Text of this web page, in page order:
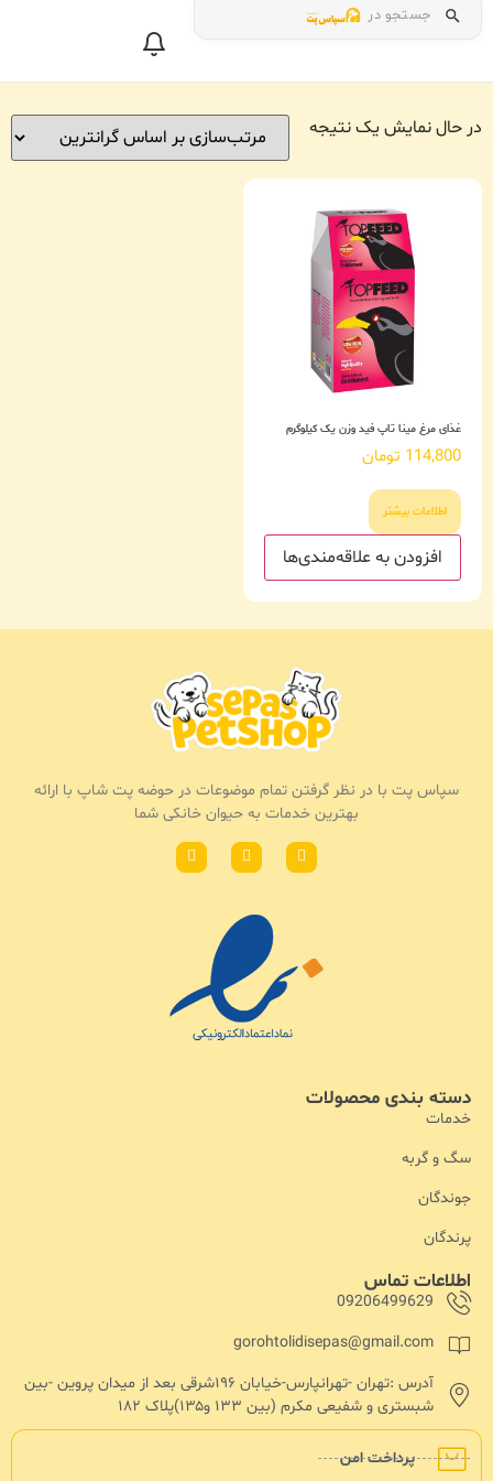
جستجو در
در حال نمایش یک نتیجه
غذای مرغ مینا تاپ فید وزن یک کیلوگرم
114,800 تومان
اطلاعات بیشتر
افزودن به علاقه‌مندی‌ها
پرداخت امن
اطلاعات تماس
09206499629
gorohtolidisepas@gmail.com
آدرس :تهران -تهرانپارس-خیابان ۱۹۶شرقی بعد از میدان پروین -بین
شبستری و شفیعی مکرم (بین ۱۳۳ و۱۳۵)پلاک ۱۸۲
دسته بندی محصولات
خدمات
سگ و گربه
جوندگان
پرندگان
سپاس پت با در نظر گرفتن تمام موضوعات در حوضه پت شاپ با ارائه
بهترین خدمات به حیوان خانکی شما